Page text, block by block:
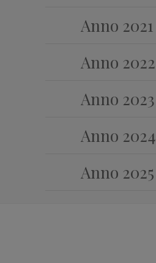
Anno 2021
Anno 2022
Anno 2023
Anno 2024
Anno 2025